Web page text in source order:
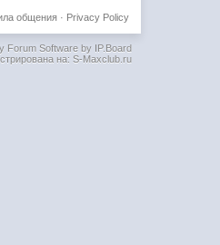
Privacy Policy
общения·
Forum Software by IP.Board
на: S-Maxclub.ru